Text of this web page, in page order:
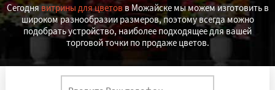
Сегоднявитрины для цветовв Можайске мы можем изготовить в
широком разнообразии размеров, поэтому всегда можно
подобрать устройство, наиболее подходящее для вашей
торговой точки по продаже цветов.